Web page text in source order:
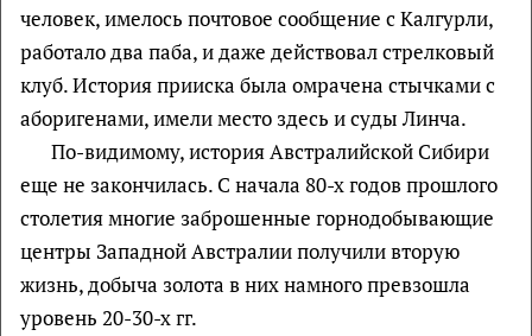
человек, имелось почтовое сообщение с Калгурли,
работало два паба, и даже действовал стрелковый
клуб. История прииска была омрачена стычками с
аборигенами, имели место здесь и суды Линча.
По-видимому, история Австралийской Сибири
еще не закончилась. С начала 80-х годов прошлого
столетия многие заброшенные горнодобывающие
центры Западной Австралии получили вторую
жизнь, добыча золота в них намного превзошла
уровень 20-30-х гг.